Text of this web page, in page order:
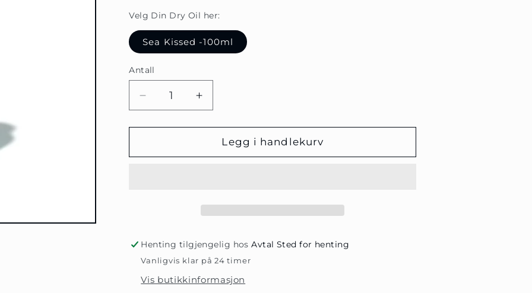
Velg Din Dry Oil her:
Sea Kissed -100ml
Antall
Antall
antallet
for
Sea
Øk
antallet
for
AHAVA
Sea
Legg i handlekurv
Henting tilgjengelig hosAvtal Sted for henting
Vanligvis klar på 24 timer
Vis butikkinformasjon